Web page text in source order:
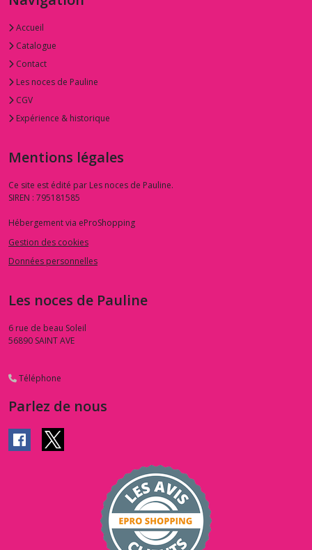
Accueil
Catalogue
Contact
Les noces de Pauline
CGV
Expérience & historique
Mentions légales
Ce site est édité par Les noces de Pauline.
SIREN : 795181585
Hébergement via eProShopping
Gestion des cookies
Données personnelles
Les noces de Pauline
6 rue de beau Soleil
56890 SAINT AVE
Téléphone
Parlez de nous